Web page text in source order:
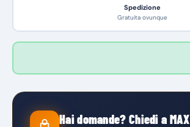
Spedizione
Gratuita ovunque
Hai domande? Chiedi a MAX